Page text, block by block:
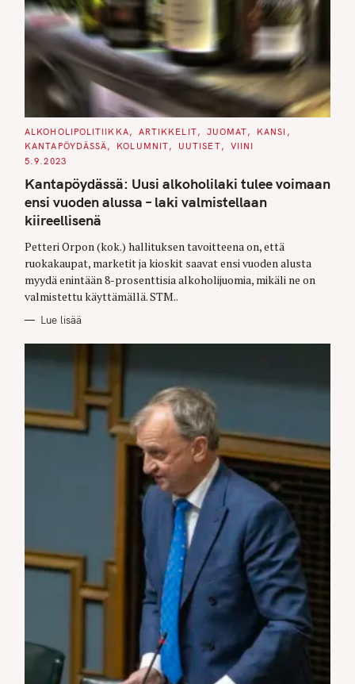
C
T
E
O
R
E
S
ALKOHOLIPOLITIIKKA ARTIKKELIT JUOMAT
KANSI
KANTAPÖYDÄSSÄ
KOLUMNIT UUTISET
VIINI
5.9.2023
Kantapöydässä: Uusi alkoholilaki tulee voimaan
ensi vuoden alussa – laki valmistellaan
kiireellisenä
Petteri Orpon (kok.) hallituksen tavoitteena on, että
ruokakaupat, marketit ja kioskit saavat ensi vuoden alusta
myydä enintään 8-prosenttisia alkoholijuomia, mikäli ne on
valmistettu käyttämällä. STM..
Lue lisää